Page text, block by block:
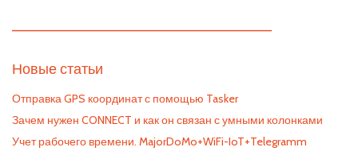
—————————————————————————
Новые статьи
Отправка GPS координат с помощью Tasker
Зачем нужен CONNECT и как он связан с умными колонками
Учет рабочего времени. MajorDoMo+WiFi-IoT+Telegramm